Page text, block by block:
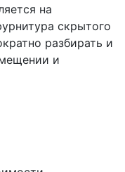
на
скрытого
разбирать и
и